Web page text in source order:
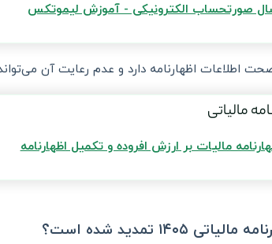
صورتحساب الکترونیکی - آموزش لیموتکس
اطلاعات اظهارنامه دارد و عدم رعایت آن
مالیاتی
مالیات بر ارزش افروده و تکمیل اظهارنامه